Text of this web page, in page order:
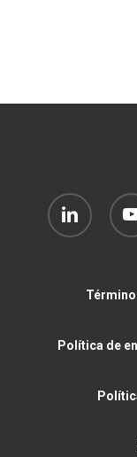
linkedin
Política de